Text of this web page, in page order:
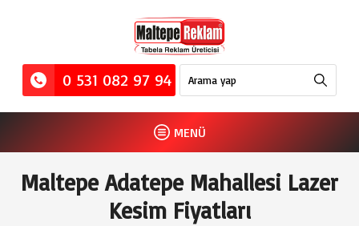
0 531 082 97 94
MENÜ
Maltepe Adatepe Mahallesi Lazer
Kesim Fiyatları